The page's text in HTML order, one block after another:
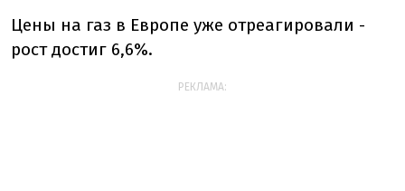
Цены на газ в Европе уже отреагировали -
рост достиг 6,6%.
РЕКЛАМА: